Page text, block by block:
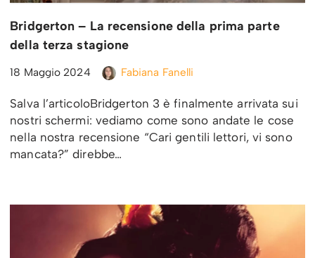
Bridgerton – La recensione della prima parte
della terza stagione
18 Maggio 2024 Fabiana Fanelli
Salva l’articoloBridgerton 3 è finalmente arrivata sui
nostri schermi: vediamo come sono andate le cose
nella nostra recensione “Cari gentili lettori, vi sono
mancata?” direbbe…